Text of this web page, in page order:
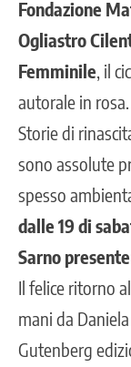
Fondazione
Ogliastro
Femminile , il
autorale in rosa.
Storie di
sono assolute
spesso
dalle 19 di
Sarno
Il felice ritorno
mani da
Gutenberg